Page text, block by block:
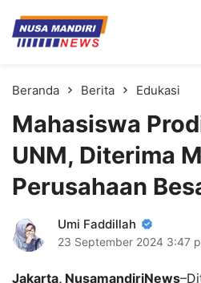
Kampus Digital
Universitas Nusa Mandiri
Beranda Berita Edukasi
Mahasiswa
UNM, Diterima
Perusahaan
Umi Faddillah
23 September 2024 3:47
Jakarta, NusamandiriNews